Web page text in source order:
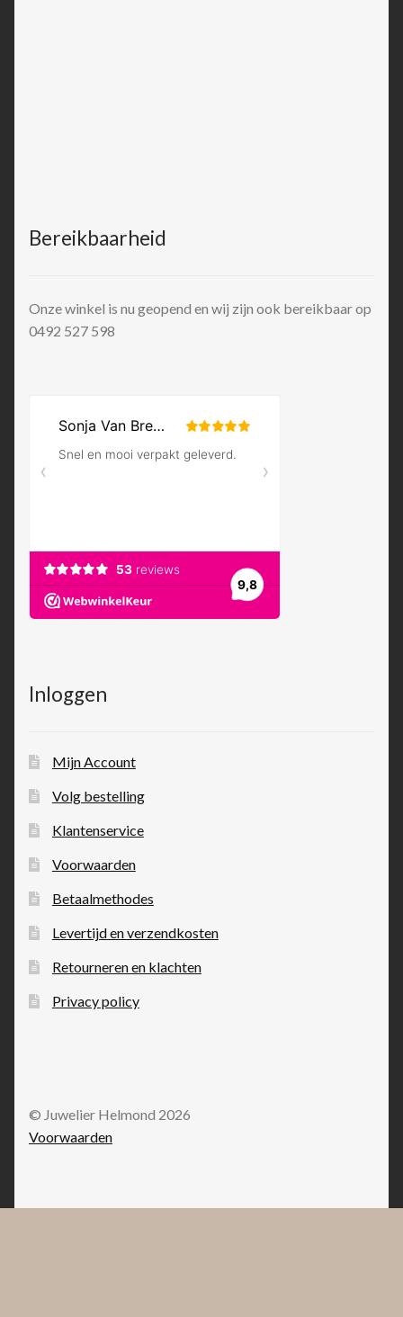
Bereikbaarheid
Onze winkel is nu geopend en wij zijn ook bereikbaar op
0492 527 598
Inloggen
Mijn Account
Volg bestelling
Klantenservice
Voorwaarden
Betaalmethodes
Levertijd en verzendkosten
Retourneren en klachten
Privacy policy
© Juwelier Helmond 2026
Voorwaarden